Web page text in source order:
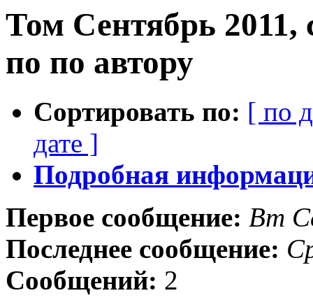
Том Сентябрь
по по автору
Сортировать по: [ по
дате ]
Подробная
Первое сообщение: Вт
Последнее сообщение:
Сообщений: 2